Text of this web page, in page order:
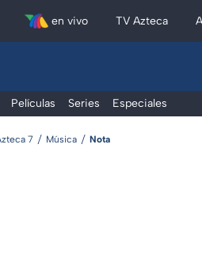
en vivo TV Azteca
Películas Series Especiales
7 Música Nota